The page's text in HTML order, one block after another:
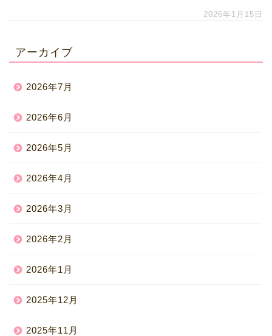
2026年1月15日
アーカイブ
2026年7月
2026年6月
2026年5月
2026年4月
2026年3月
2026年2月
2026年1月
2025年12月
2025年11月